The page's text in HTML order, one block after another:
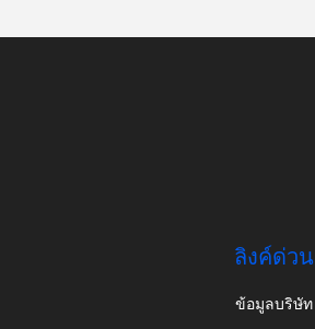
ลิงค์ด่วน
ข้อมูลบริษัท